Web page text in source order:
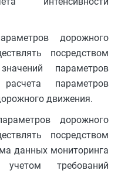
дорожного
посредством
параметров
параметров
движения.
дорожного
посредством
данных мониторинга
требований